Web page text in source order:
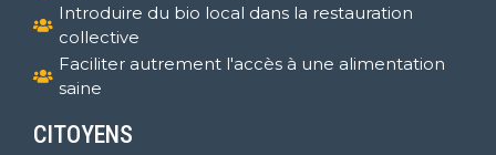
Introduire du bio local dans la restauration
collective
Faciliter autrement l'accès à une alimentation
saine
CITOYENS